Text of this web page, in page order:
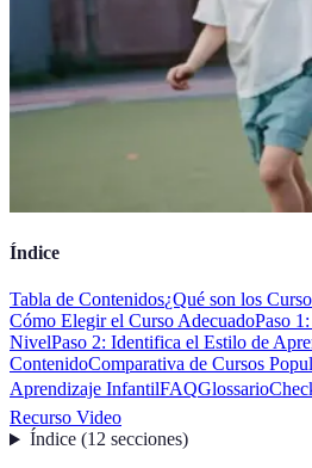
Índice
Tabla de Contenidos¿Qué son los
Cómo Elegir el Curso AdecuadoPaso
NivelPaso 2: Identifica el Estilo de
ContenidoComparativa de Cursos
Aprendizaje InfantilFAQGlossario
Recurso Video
Índice(12 secciones)